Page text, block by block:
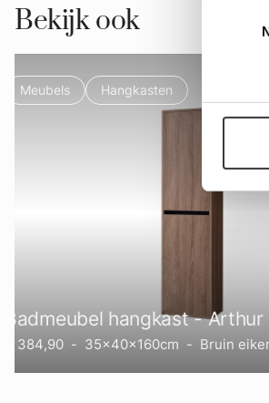
Bekijk ook
Meubels Hangkasten
Badmeubel hangkast - Arthur
€ 384,90 - 35x40x160cm - Bruin